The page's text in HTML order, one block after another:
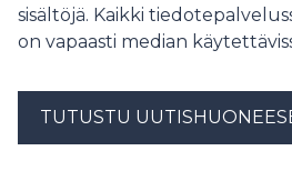
sisältöjä. Kaikki
on vapaasti median
TUTUSTU